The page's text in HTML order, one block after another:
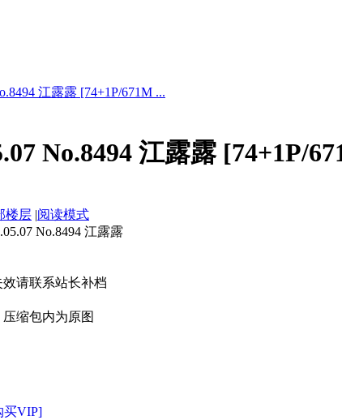
江露露 [74+1P/671M ...
No.8494 江露露 [74+1P/
楼层 |阅读模式
No.8494 江露露
效请联系站长补档
缩包内为原图
买VIP]